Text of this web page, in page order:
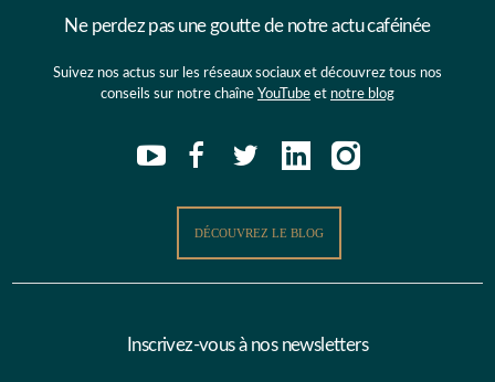
Ne perdez pas une goutte de notre actu caféinée
Suivez nos actus sur les réseaux sociaux et découvrez tous nos
conseils sur notre chaîne YouTube et notre blog
DÉCOUVREZ LE BLOG
Inscrivez-vous à nos newsletters